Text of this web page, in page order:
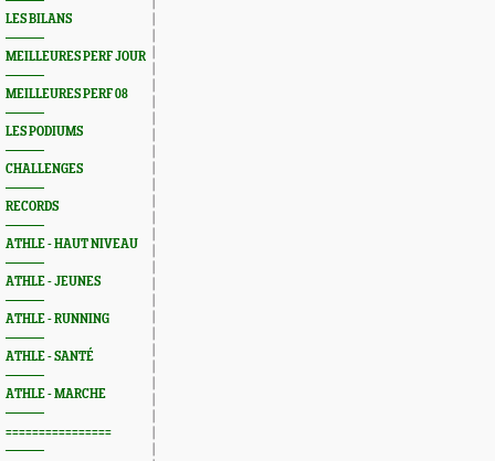
LES BILANS
MEILLEURES PERF JOUR
MEILLEURES PERF 08
LES PODIUMS
CHALLENGES
RECORDS
ATHLE - HAUT NIVEAU
ATHLE - JEUNES
ATHLE - RUNNING
ATHLE - SANTÉ
ATHLE - MARCHE
================